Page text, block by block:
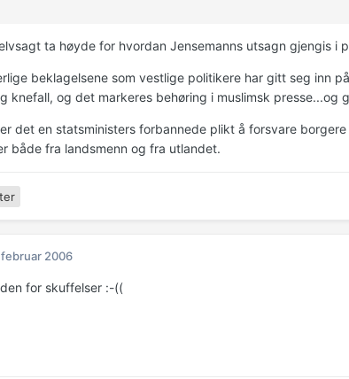
ta høyde for hvordan Jensemanns utsagn gjengis i
beklagelsene som vestlige politikere har gitt seg inn
knefall, og det markeres behøring i muslimsk presse...og
det en statsministers forbannede plikt å forsvare
både fra landsmenn og fra utlandet.
2006
for skuffelser :-((